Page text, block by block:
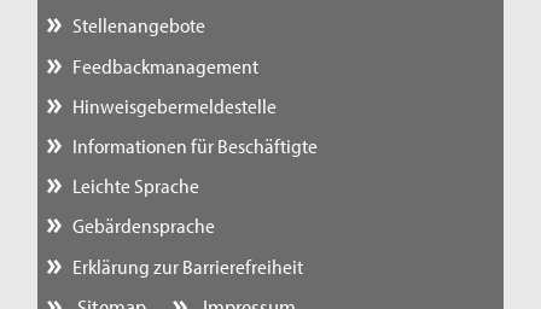
Stellenangebote
Feedbackmanagement
Hinweisgebermeldestelle
Informationen für Beschäftigte
Leichte Sprache
Gebärdensprache
Erklärung zur Barrierefreiheit